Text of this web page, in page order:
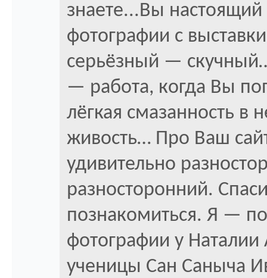
знаете...Вы
фотографии с
серьёзный —
— работа, когда Вы
лёгкая смазанность в
живость… Про Ваш
удивительно
разносторонний.
познакомиться. Я —
фотографии у
ученицы Сан Саныча